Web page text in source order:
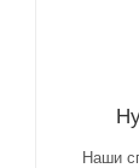
Наши